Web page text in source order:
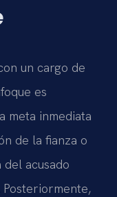
un cargo de
es
meta inmediata
de la fianza o
acusado